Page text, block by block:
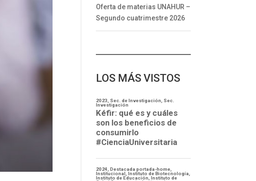
Oferta de materias UNAHUR –
Segundo cuatrimestre 2026
LOS MÁS VISTOS